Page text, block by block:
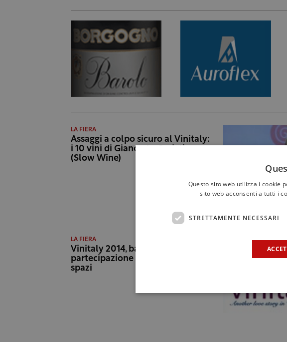
LA FIERA
Assaggi a colpo sicuro al Vinitaly:
i 10 vini di Giancarlo Gariglio
(Slow Wine)
LA FIERA
Vinitaly 2014, batte il record di
partecipazione è sold out degli
spazi
Questo sito web utilizza i cookie
sito web acconsenti a tutti i
STRETTAMENTE NECESSARI